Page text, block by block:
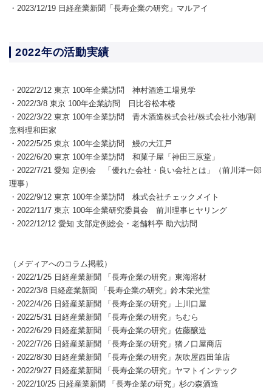
・2023/12/19 日経産業新聞「長寿企業の研究」マルアイ
2022年の活動実績
・2022/2/12 東京 100年企業訪問 神村酒造工場見学
・2022/3/8 東京 100年企業訪問 日比谷松本楼
・2022/3/22 東京 100年企業訪問 青木酒造株式会社/株式会社小池/割
烹料理和田家
・2022/5/25 東京 100年企業訪問 鰻の大江戸
・2022/6/20 東京 100年企業訪問 和菓子屋「神田三原堂」
・2022/7/21 愛知 定例会 「優れた会社・良い会社とは」（前川洋一郎
理事）
・2022/9/12 東京 100年企業訪問 株式会社チェックメイト
・2022/11/7 東京 100年企業研究委員会 前川理事ヒヤリング
・2022/12/12 愛知 支部定例総会・老舗料亭 助六訪問
（メディアへのコラム掲載）
・2022/1/25 日経産業新聞 「長寿企業の研究」東海溶材
・2022/3/8 日経産業新聞 「長寿企業の研究」鈴木栄光堂
・2022/4/26 日経産業新聞 「長寿企業の研究」上川口屋
・2022/5/31 日経産業新聞 「長寿企業の研究」ちむら
・2022/6/29 日経産業新聞 「長寿企業の研究」佐藤醸造
・2022/7/26 日経産業新聞 「長寿企業の研究」猪ノ口屋商店
・2022/8/30 日経産業新聞 「長寿企業の研究」灰吹屋西田筆店
・2022/9/27 日経産業新聞 「長寿企業の研究」ヤマトインテック
・2022/10/25 日経産業新聞 「長寿企業の研究」杉の森酒造